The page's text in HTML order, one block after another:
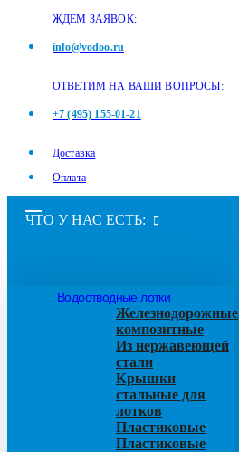
ЖДЕМ ЗАЯВОК:
info@vodoo.ru
ОТВЕТИМ НА ВАШИ ВОПРОСЫ:
+7 (495) 155-01-21
Доставка
Оплата
ЧТО У НАС ЕСТЬ:
Водоотводные лотки
Железнодорожные
композитные
Из нержавеющей
стали
Крышки
стальные для
лотков
Пластиковые
Пластиковые